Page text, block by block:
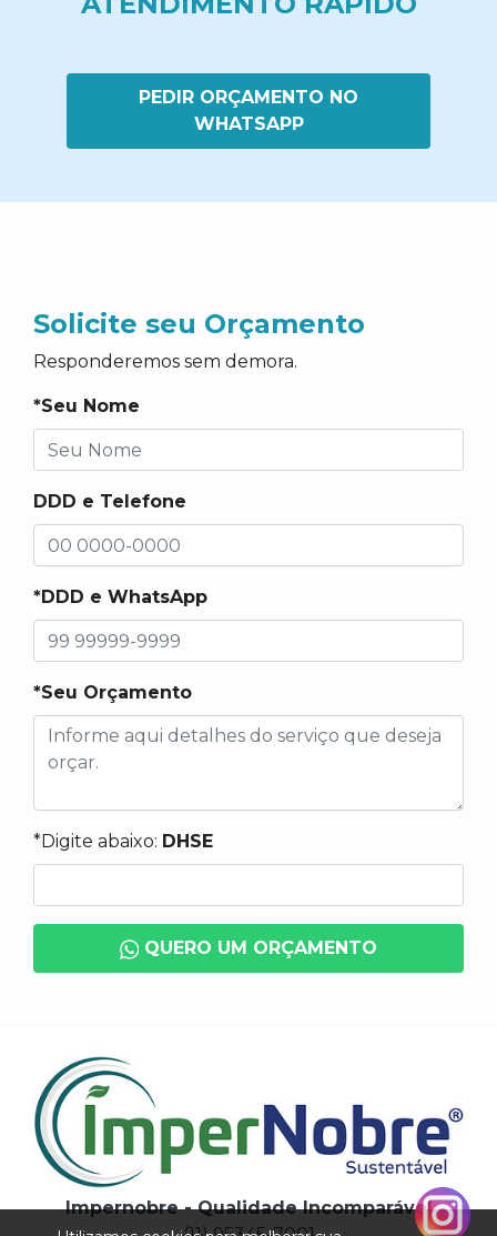
PEDIR ORÇAMENTO NO
WHATSAPP
Solicite seu Orçamento
Responderemos sem demora.
*Seu Nome
DDD e Telefone
*DDD e WhatsApp
*Seu Orçamento
*Digite abaixo: DHSE
QUERO UM ORÇAMENTO
Impernobre - Qualidade Incomparável